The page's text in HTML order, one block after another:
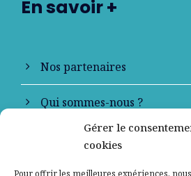
Gérer le
cookies
Pour offrir les meilleures expériences,
En savoir +
Nos partenaires
Qui sommes-nous ?
Contactez-nous